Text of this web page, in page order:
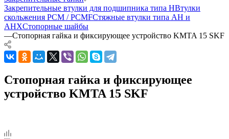
Закрепительные втулки для подшипника типа HВтулки
скольжения PCM / PCMFСтяжные втулки типа AH и
AHXСтопорные шайбы
—Стопорная гайка и фиксирующее устройство KMTA 15 SKF
Стопорная гайка и фиксирующее
устройство KMTA 15 SKF